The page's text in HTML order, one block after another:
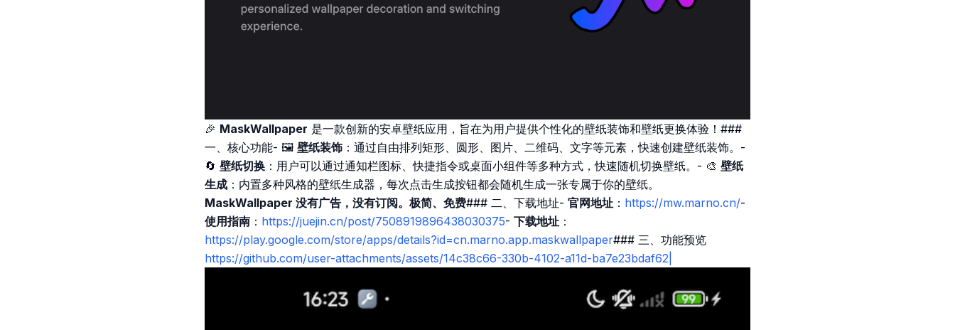
🎉 MaskWallpaper 是一款创新的安卓壁纸应用，旨在为用户提供个性化的壁纸装饰和壁纸更换体验！###
一、核心功能- 🖼️ 壁纸装饰 ：通过自由排列矩形、圆形、图片、二维码、文字等元素，快速创建壁纸装饰。-
🔄 壁纸切换 ：用户可以通过通知栏图标、快捷指令或桌面小组件等多种方式，快速随机切换壁纸。- 🎨 壁纸
生成 ：内置多种风格的壁纸生成器，每次点击生成按钮都会随机生成一张专属于你的壁纸。
MaskWallpaper 没有广告，没有订阅。极简、免费### 二、下载地址- 官网地址 ： https://mw.marno.cn/-
使用指南 ： https://juejin.cn/post/7508919896438030375- 下载地址 ：
https://play.google.com/store/apps/details?id=cn.marno.app.maskwallpaper### 三、功能预览
https://github.com/user-attachments/assets/14c38c66-330b-4102-a11d-ba7e23bdaf62|